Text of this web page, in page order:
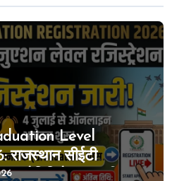
Level
सीईटी
नोटिफिकेशन जारी, 4